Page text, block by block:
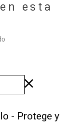
esta
- Protege y